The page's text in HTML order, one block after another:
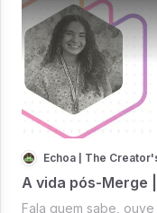
Echoa | The
A vida pós-Merge
Fala quem sabe,